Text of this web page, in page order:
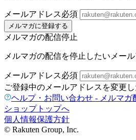
メールアドレス必須
メルマガに登録する
メルマガの配信停止
メルマガの配信を停止したいメー
メールアドレス必須
ご登録中のメールアドレスを変更
ヘルプ・お問い合わせ - メルマ
ショップトップへ
個人情報保護方針
© Rakuten Group, Inc.